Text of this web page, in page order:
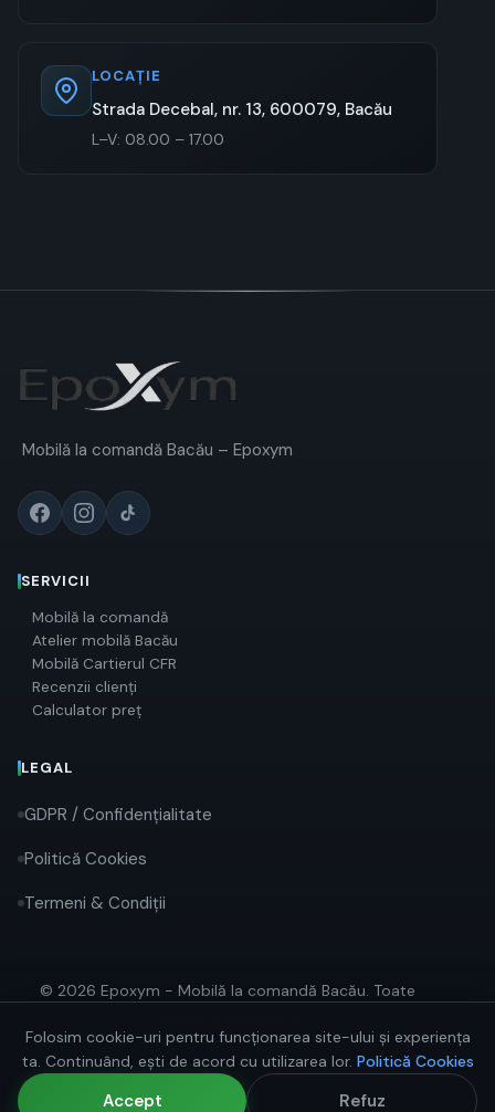
LOCAȚIE
Strada Decebal, nr. 13, 600079, Bacău
L–V: 08.00 – 17.00
Mobilă la comandă Bacău – Epoxym
SERVICII
Mobilă la comandă
Atelier mobilă Bacău
Mobilă Cartierul CFR
Recenzii clienți
Calculator preț
LEGAL
GDPR / Confidențialitate
Politică Cookies
Termeni & Condiții
© 2026 Epoxym - Mobilă la comandă Bacău. Toate
Folosim cookie-uri pentru funcționarea site-ului și experiența
ta. Continuând, ești de acord cu utilizarea lor. Politică Cookies
Accept Refuz